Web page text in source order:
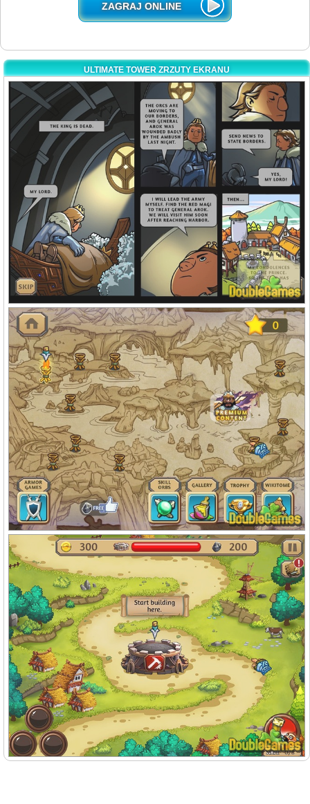
ZAGRAJ ONLINE
ULTIMATE TOWER ZRZUTY EKRANU